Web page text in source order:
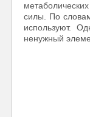
силы. По
используют.
ненужный